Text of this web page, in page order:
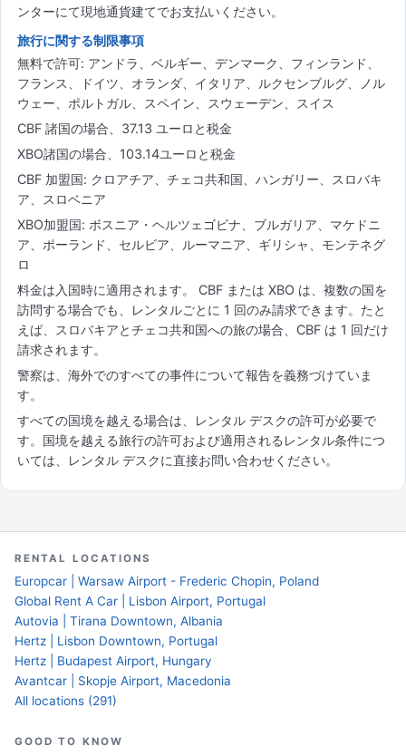
ンターにて現地通貨建てでお支払いください。
旅行に関する制限事項
無料で許可: アンドラ、ベルギー、デンマーク、フィンランド、
フランス、ドイツ、オランダ、イタリア、ルクセンブルグ、ノル
ウェー、ポルトガル、スペイン、スウェーデン、スイス
CBF 諸国の場合、37.13 ユーロと税金
XBO諸国の場合、103.14ユーロと税金
CBF 加盟国: クロアチア、チェコ共和国、ハンガリー、スロバキ
ア、スロベニア
XBO加盟国: ボスニア・ヘルツェゴビナ、ブルガリア、マケドニ
ア、ポーランド、セルビア、ルーマニア、ギリシャ、モンテネグ
ロ
料金は入国時に適用されます。 CBF または XBO は、複数の国を
訪問する場合でも、レンタルごとに 1 回のみ請求できます。たと
えば、スロバキアとチェコ共和国への旅の場合、CBF は 1 回だけ
請求されます。
警察は、海外でのすべての事件について報告を義務づけていま
す。
すべての国境を越える場合は、レンタル デスクの許可が必要で
す。国境を越える旅行の許可および適用されるレンタル条件につ
いては、レンタル デスクに直接お問い合わせください。
RENTAL LOCATIONS
Europcar | Warsaw Airport - Frederic Chopin, Poland
Global Rent A Car | Lisbon Airport, Portugal
Autovia | Tirana Downtown, Albania
Hertz | Lisbon Downtown, Portugal
Hertz | Budapest Airport, Hungary
Avantcar | Skopje Airport, Macedonia
All locations (291)
GOOD TO KNOW